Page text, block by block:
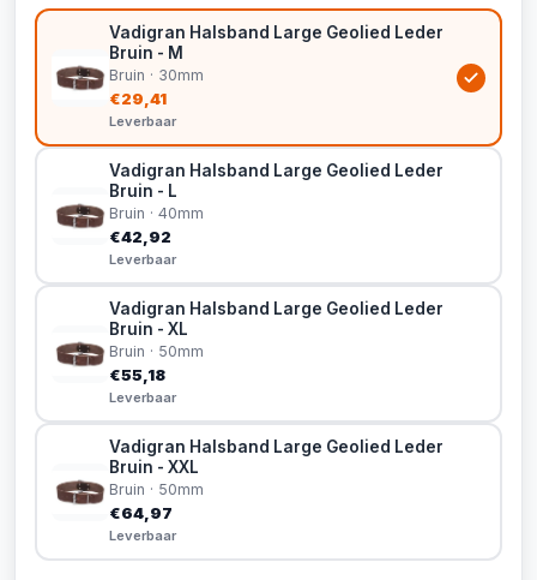
Vadigran Halsband Large Geolied Leder
Bruin - M
Bruin · 30mm
€29,41
Leverbaar
Vadigran Halsband Large Geolied Leder
Bruin - L
Bruin · 40mm
€42,92
Leverbaar
Vadigran Halsband Large Geolied Leder
Bruin - XL
Bruin · 50mm
€55,18
Leverbaar
Vadigran Halsband Large Geolied Leder
Bruin - XXL
Bruin · 50mm
€64,97
Leverbaar